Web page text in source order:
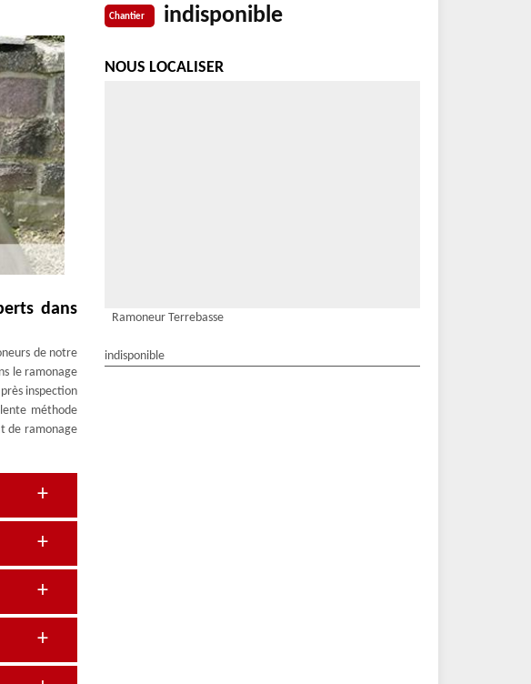
dans
de notre
le ramonage
inspection
méthode
de ramonage
Chantier indisponible
NOUS LOCALISER
Ramoneur Terrebasse
indisponible